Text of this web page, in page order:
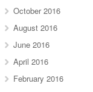
October 2016
August 2016
June 2016
April 2016
February 2016